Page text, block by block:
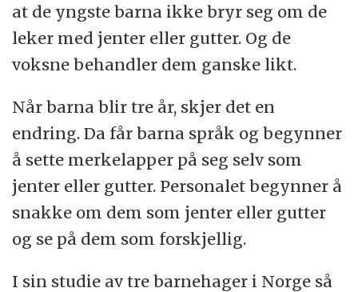
at de yngste barna ikke bryr seg om de
leker med jenter eller gutter. Og de
voksne behandler dem ganske likt.
Når barna blir tre år, skjer det en
endring. Da får barna språk og begynner
å sette merkelapper på seg selv som
jenter eller gutter. Personalet begynner å
snakke om dem som jenter eller gutter
og se på dem som forskjellig.
I sin studie av tre barnehager i Norge så